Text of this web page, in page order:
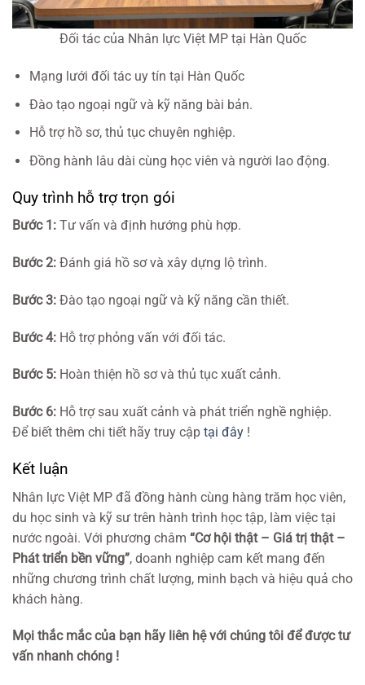
Đối tác của Nhân lực Việt MP tại Hàn Quốc
Mạng lưới đối tác uy tín tại Hàn Quốc
Đào tạo ngoại ngữ và kỹ năng bài bản.
Hỗ trợ hồ sơ, thủ tục chuyên nghiệp.
Đồng hành lâu dài cùng học viên và người lao động.
Quy trình hỗ trợ trọn gói
Bước 1: Tư vấn và định hướng phù hợp.
Bước 2: Đánh giá hồ sơ và xây dựng lộ trình.
Bước 3: Đào tạo ngoại ngữ và kỹ năng cần thiết.
Bước 4: Hỗ trợ phỏng vấn với đối tác.
Bước 5: Hoàn thiện hồ sơ và thủ tục xuất cảnh.
Bước 6: Hỗ trợ sau xuất cảnh và phát triển nghề nghiệp.
Để biết thêm chi tiết hãy truy cập tại đây !
Kết luận
Nhân lực Việt MP đã đồng hành cùng hàng trăm học viên,
du học sinh và kỹ sư trên hành trình học tập, làm việc tại
nước ngoài. Với phương châm “Cơ hội thật – Giá trị thật –
Phát triển bền vững”, doanh nghiệp cam kết mang đến
những chương trình chất lượng, minh bạch và hiệu quả cho
khách hàng.
Mọi thắc mắc của bạn hãy liên hệ với chúng tôi để được tư
vấn nhanh chóng !